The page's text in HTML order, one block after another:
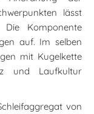
lässt
Komponente
auf. Im selben
mit Kugelkette
und Laufkultur
von